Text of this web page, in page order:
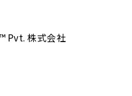
Pvt. 株式会社